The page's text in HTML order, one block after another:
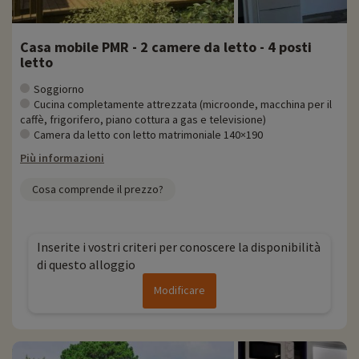
Casa mobile PMR - 2 camere da letto - 4 posti
letto
Soggiorno
Cucina completamente attrezzata (microonde, macchina per il
caffè, frigorifero, piano cottura a gas e televisione)
Camera da letto con letto matrimoniale 140×190
Più informazioni
Cosa comprende il prezzo?
Inserite i vostri criteri per conoscere la disponibilità
di questo alloggio
Modificare